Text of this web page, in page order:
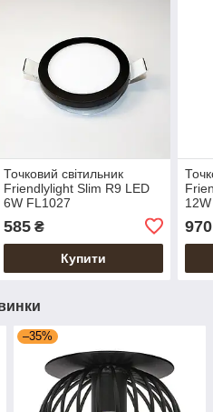
Точковий світильник
Friendlylight Slim R9 LED
6W FL1027
585₴
Купити
970
–35%